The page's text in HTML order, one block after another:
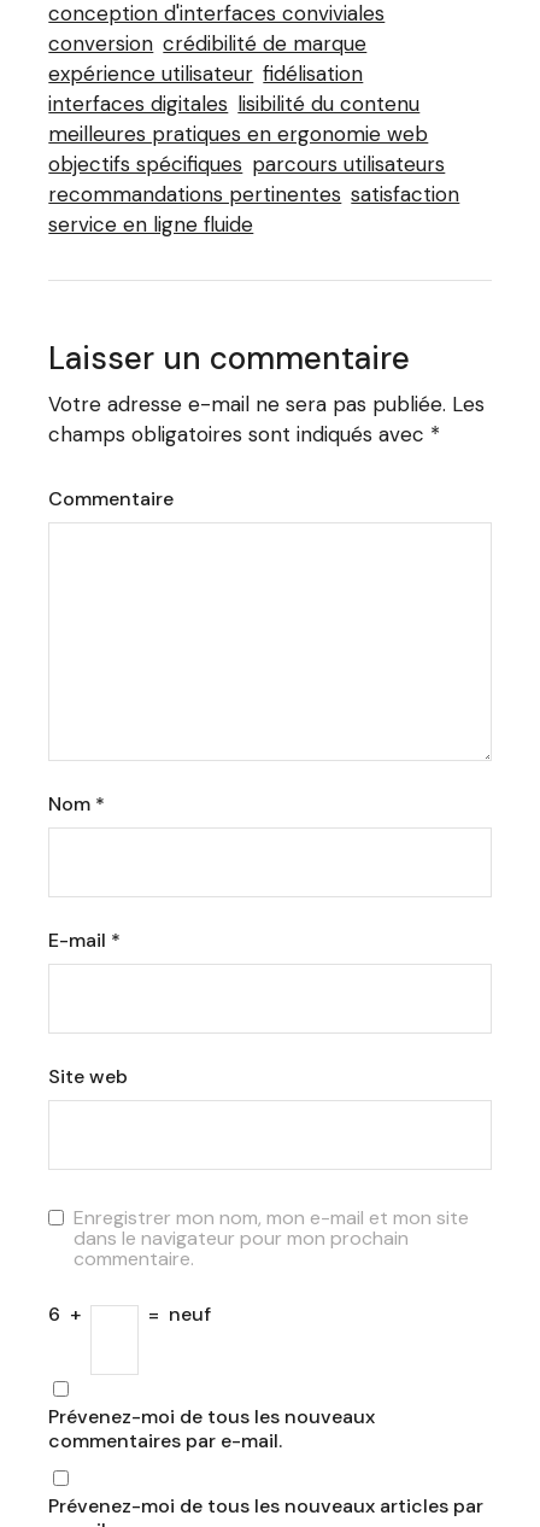
conception d'interfaces conviviales
conversion crédibilité de marque
expérience utilisateur fidélisation
interfaces digitales lisibilité du contenu
meilleures pratiques en ergonomie web
objectifs spécifiques parcours utilisateurs
recommandations pertinentes satisfaction
service en ligne fluide
Laisser un commentaire
Votre adresse e-mail ne sera pas publiée. Les
champs obligatoires sont indiqués avec *
Commentaire
Nom *
E-mail *
Site web
Enregistrer mon nom, mon e-mail et mon site
dans le navigateur pour mon prochain
commentaire.
6 + = neuf
Prévenez-moi de tous les nouveaux
commentaires par e-mail.
Prévenez-moi de tous les nouveaux articles par